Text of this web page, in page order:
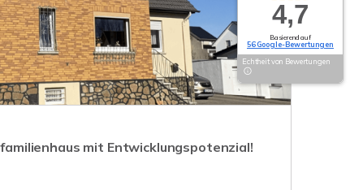
mit Entwicklungspotenzial!
4,7
Basierend auf
56 Google-Bewertungen
Echtheit von Bewertungen